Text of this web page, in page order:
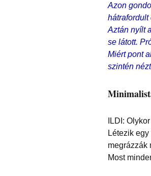
Azon
hátrafordult
Aztán nyílt
se látott.
Miért pont
szintén
ILDI:
Létezik
megrázzák
Most